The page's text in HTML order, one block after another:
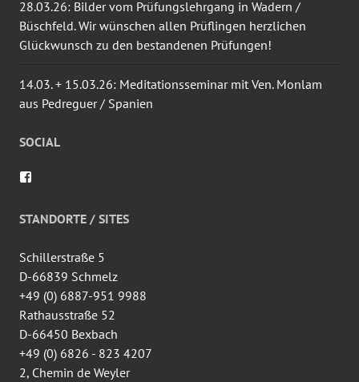
28.03.26: Bilder vom Prüfungslehrgang in Wadern /
Büschfeld. Wir wünschen allen Prüflingen herzlichen
Glückwunsch zu den bestandenen Prüfungen!
14.03. + 15.03.26: Meditationsseminar mit Ven. Monlam
aus Pedreguer / Spanien
SOCIAL
auf
Facebook
STANDORTE / SITES
Schillerstraße 5
D-66839 Schmelz
+49 (0) 6887-951 9988
Rathausstraße 52
D-66450 Bexbach
+49 (0) 6826 - 823 4207
2, Chemin de Weyler